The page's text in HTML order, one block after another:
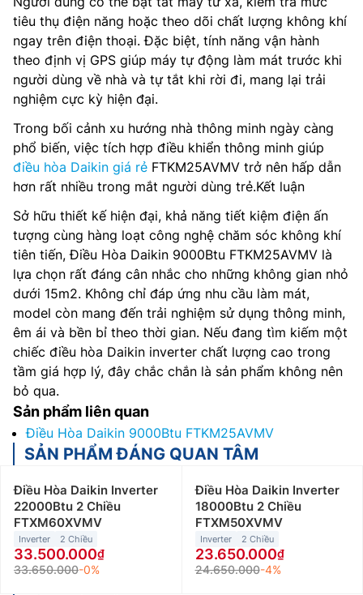
tiêu thụ điện năng hoặc theo dõi chất lượng không khí
ngay trên điện thoại. Đặc biệt, tính năng vận hành
theo định vị GPS giúp máy tự động làm mát trước khi
người dùng về nhà và tự tắt khi rời đi, mang lại trải
nghiệm cực kỳ hiện đại.
Trong bối cảnh xu hướng nhà thông minh ngày càng
phổ biến, việc tích hợp điều khiển thông minh giúp
điều hòa Daikin giá rẻ FTKM25AVMV trở nên hấp dẫn
hơn rất nhiều trong mắt người dùng trẻ.Kết luận
Sở hữu thiết kế hiện đại, khả năng tiết kiệm điện ấn
tượng cùng hàng loạt công nghệ chăm sóc không khí
tiên tiến, Điều Hòa Daikin 9000Btu FTKM25AVMV là
lựa chọn rất đáng cân nhắc cho những không gian nhỏ
dưới 15m2. Không chỉ đáp ứng nhu cầu làm mát,
model còn mang đến trải nghiệm sử dụng thông minh,
êm ái và bền bỉ theo thời gian. Nếu đang tìm kiếm một
chiếc điều hòa Daikin inverter chất lượng cao trong
tầm giá hợp lý, đây chắc chắn là sản phẩm không nên
bỏ qua.
Sản phẩm liên quan
Điều Hòa Daikin 9000Btu FTKM25AVMV
SẢN PHẨM ĐÁNG QUAN TÂM
Điều Hòa Daikin Inverter
22000Btu 2 Chiều
FTXM60XVMV
Inverter 2 Chiều
33.500.000
33.650.000-0%
Điều Hòa Daikin Inverter
18000Btu 2 Chiều
FTXM50XVMV
Inverter 2 Chiều
23.650.000
24.650.000-4%